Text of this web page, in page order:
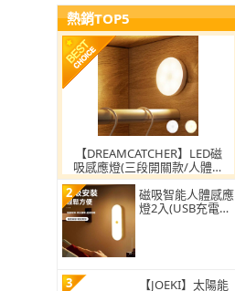
熱銷TOP5
【DREAMCATCHER】LED磁
吸感應燈(三段開關款/人體感
應燈/感應夜燈/櫥櫃燈)
2
磁吸智能人體感應
燈2入(USB充電式
3
【JOEKI】太陽能